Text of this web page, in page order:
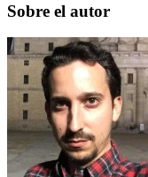
Sobre el autor